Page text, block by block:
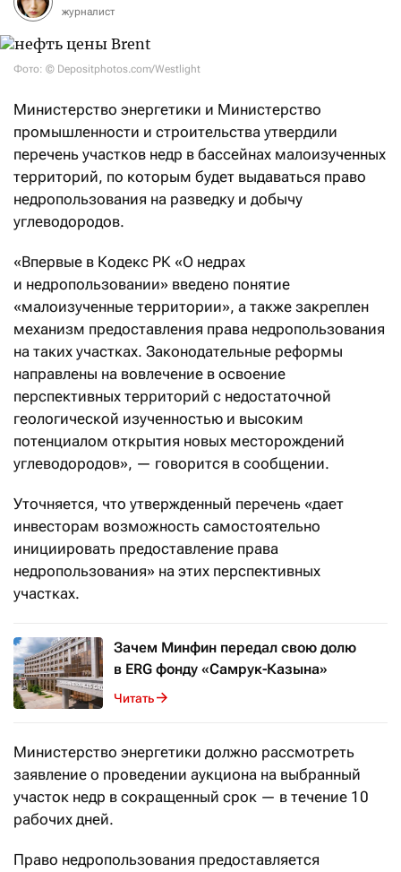
журналист
Фото: © Depositphotos.com/Westlight
Министерство энергетики и Министерство
промышленности и строительства утвердили
перечень участков недр в бассейнах малоизученных
территорий, по которым будет выдаваться право
недропользования на разведку и добычу
углеводородов.
«Впервые в Кодекс РК «О недрах
и недропользовании» введено понятие
«малоизученные территории», а также закреплен
механизм предоставления права недропользования
на таких участках. Законодательные реформы
направлены на вовлечение в освоение
перспективных территорий с недостаточной
геологической изученностью и высоким
потенциалом открытия новых месторождений
углеводородов», — говорится в сообщении.
Уточняется, что утвержденный перечень «дает
инвесторам возможность самостоятельно
инициировать предоставление права
недропользования» на этих перспективных
участках.
Зачем Минфин передал свою долю
в ERG фонду «Самрук-Казына»
Читать
Министерство энергетики должно рассмотреть
заявление о проведении аукциона на выбранный
участок недр в сокращенный срок — в течение 10
рабочих дней.
Право недропользования предоставляется